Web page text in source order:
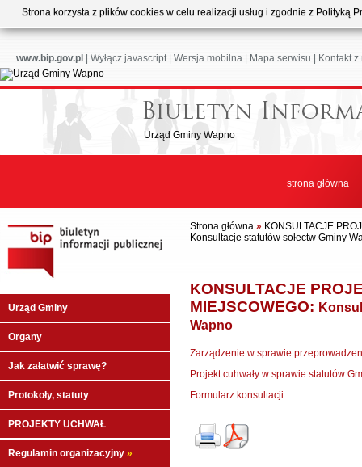
Strona korzysta z plików cookies w celu realizacji usług i zgodnie z
www.bip.gov.pl Wyłącz javascript| Wersja mobilna Mapa serwisu Kontakt
Urząd Gminy Wapno
strona główna
Urząd Gminy
Organy
Jak załatwić sprawę?
Protokoły, statuty
PROJEKTY UCHWAŁ
Regulamin organizacyjny »
Strona główna » KONSULTACJE
Konsultacje statutów sołectw Gminy
KONSULTACJE
MIEJSCOWEGO:
Wapno
Zarządzenie w sprawie
Projekt cuhwały w sprawie statutów
Formularz konsultacji